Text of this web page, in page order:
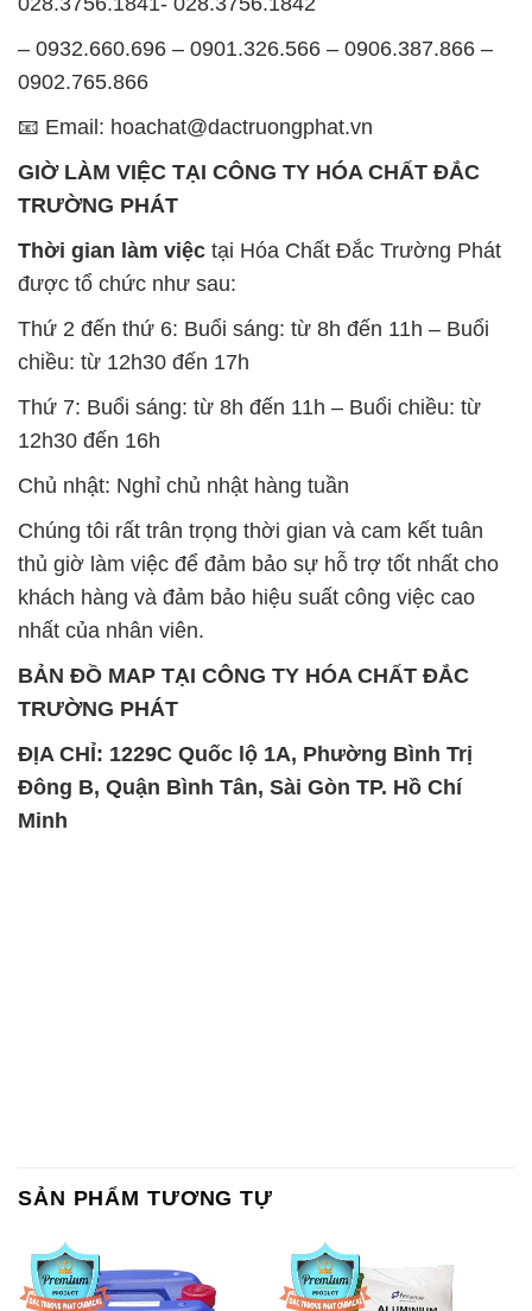
TRƯỜNG PHÁT
được tổ chức như sau:
Thứ 2 đến thứ 6: Buổi sáng: từ 8h đến 11h – Buổi
chiều: từ 12h30 đến 17h
Thứ 7: Buổi sáng: từ 8h đến 11h – Buổi chiều: từ
12h30 đến 16h
Chủ nhật: Nghỉ chủ nhật hàng tuần
thủ giờ làm việc để đảm bảo sự hỗ trợ tốt nhất cho
khách hàng và đảm bảo hiệu suất công việc cao
nhất của nhân viên.
BẢN ĐỒ MAP TẠI CÔNG TY HÓA CHẤT ĐẮC
TRƯỜNG PHÁT
ĐỊA CHỈ: 1229C Quốc lộ 1A, Phường Bình Trị
Đông B, Quận Bình Tân, Sài Gòn TP. Hồ Chí
Minh